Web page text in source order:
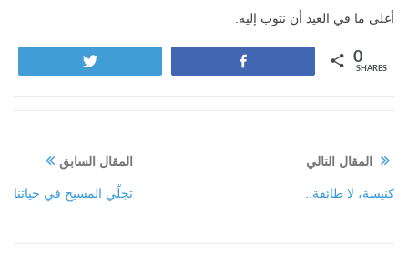
أغلى ما في العيد أن نتوب إليه.
0
SHARES
المقال السابق
تجلّي المسيح في حياتنا
المقال التالي
كنيسة، لا طائفة..